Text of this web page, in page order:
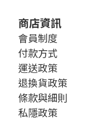
商店資訊
會員制度
付款方式
運送政策
退換貨政策
條款與細則
私隱政策